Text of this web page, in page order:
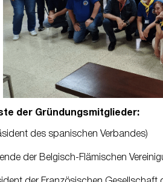
der Gründungsmitglieder:
des spanischen Verbandes)
der Belgisch-Flämischen